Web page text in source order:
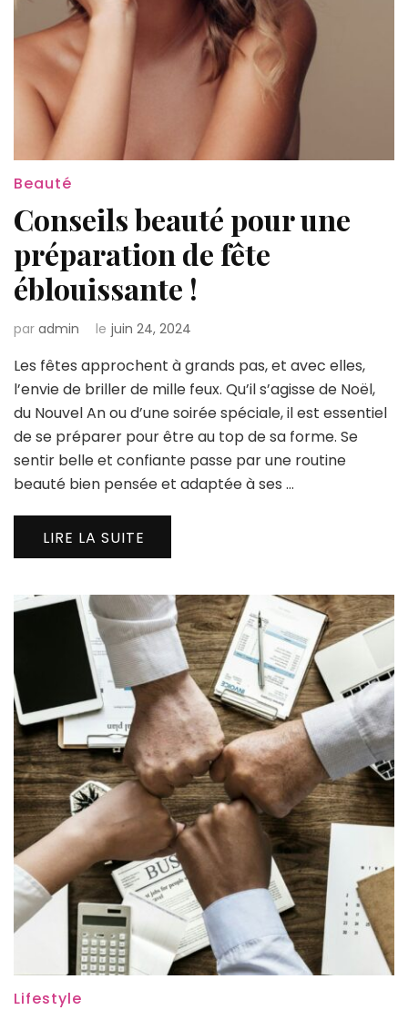
Beauté
Conseils beauté pour une
préparation de fête
éblouissante !
par admin le juin 24, 2024
Les fêtes approchent à grands pas, et avec elles,
l’envie de briller de mille feux. Qu’il s’agisse de Noël,
du Nouvel An ou d’une soirée spéciale, il est essentiel
de se préparer pour être au top de sa forme. Se
sentir belle et confiante passe par une routine
beauté bien pensée et adaptée à ses …
LIRE LA SUITE
Lifestyle